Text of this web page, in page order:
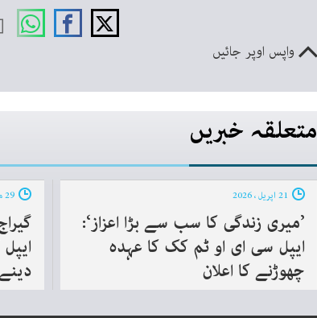
واپس اوپر جائیں
متعلقہ خبریں
’میری زندگی کا سب سے بڑا اعزاز‘:
ایپل سی ای او ٹم کک کا عہدہ
چھوڑنے کا اعلان
دینے